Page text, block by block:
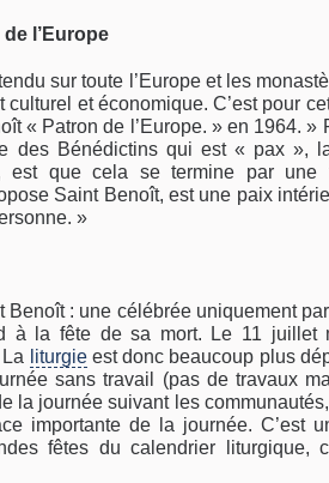
l’Europe
sur toute l’Europe et les
et économique. C’est pour
« Patron de l’Europe. » en 1964. »
des Bénédictins qui est « pax »,
est que cela se termine par une
Saint Benoît, est une paix
»
Benoît : une célébrée uniquement
à la fête de sa mort. Le 11 juillet
liturgieest donc beaucoup plus
sans travail (pas de travaux
la journée suivant les
importante de la journée. C’est
fêtes du calendrier liturgique,